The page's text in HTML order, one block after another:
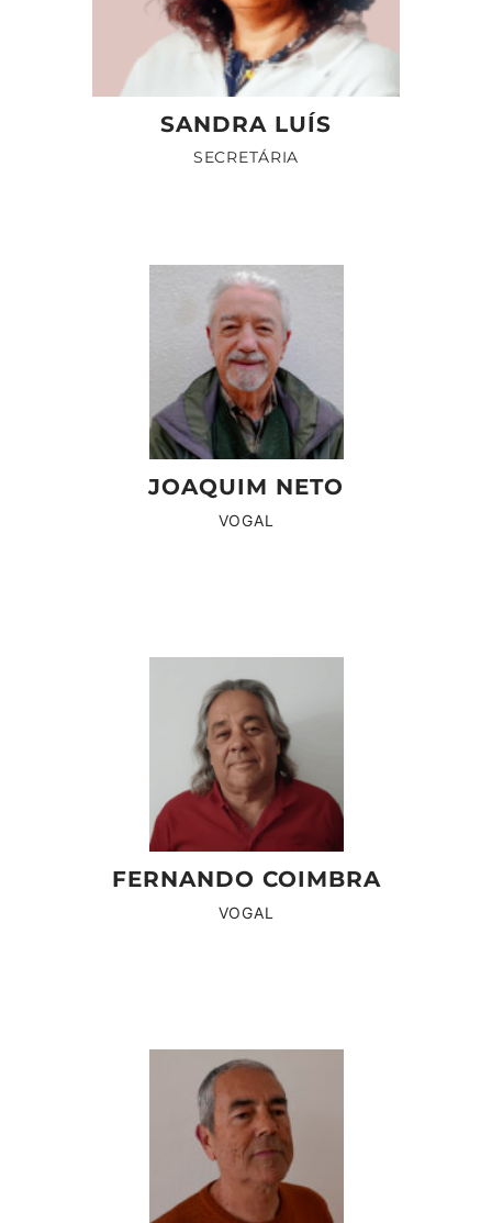
SANDRA LUÍS
SECRETÁRIA
JOAQUIM NETO
VOGAL
FERNANDO COIMBRA
VOGAL